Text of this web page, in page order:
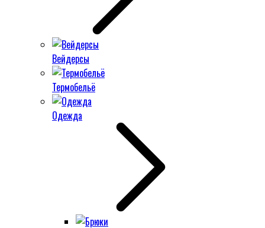
Вейдерсы
Термобельё
Одежда